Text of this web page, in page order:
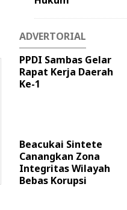
ADVERTORIAL
PPDI Sambas Gelar
Rapat Kerja Daerah
Ke-1
Beacukai Sintete
Canangkan Zona
Integritas Wilayah
Bebas Korupsi